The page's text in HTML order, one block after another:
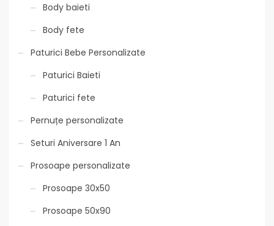
Body baieti
Body fete
Paturici Bebe Personalizate
Paturici Baieti
Paturici fete
Pernuțe personalizate
Seturi Aniversare 1 An
Prosoape personalizate
Prosoape 30x50
Prosoape 50x90